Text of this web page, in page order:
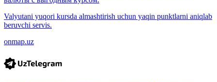
Valyutani yuqori kursda almashtirish uchun yaqin punktlarni aniqlab
beruvchi servis.
onmap.uz